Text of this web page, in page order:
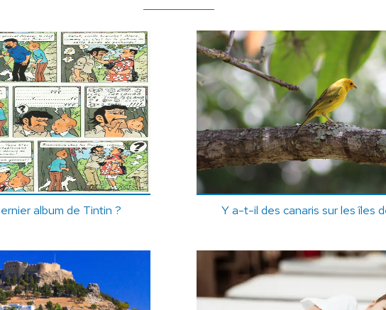
album de Tintin ? Y a-t-il des canaris sur les îles